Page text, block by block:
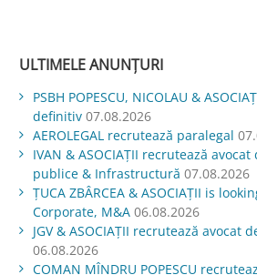
ULTIMELE ANUNȚURI
PSBH POPESCU, NICOLAU &
definitiv 07.08.2026
AEROLEGAL recrutează paralegal
IVAN & ASOCIAŢII recrutează
publice & Infrastructură 07.08.2026
ŢUCA ZBÂRCEA & ASOCIAŢII is
Corporate, M&A 06.08.2026
JGV & ASOCIAŢII recrutează avocat
06.08.2026
COMAN MÎNDRU POPESCU